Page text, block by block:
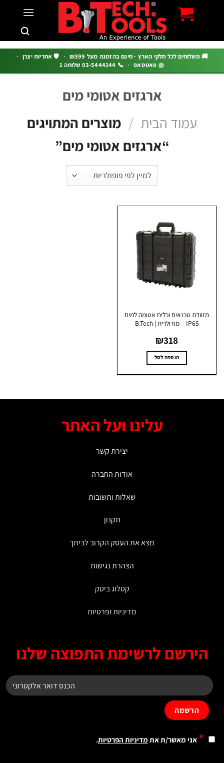
משלוחים לכל חלקי הארץ · חינם בהזמנה מעל ₪399 · 🛡️ אחריות יצרן ·
וואטסאפ · 📞 03-5444144 שלוחה 1
ארגזים אטומי מים
עמוד הבית / מוצרים המתויגים
“ארגזים אטומי מים”
טכנאים וכלים אטומה למים
₪
הוספה לסל
עלינו ועל האתר
יצירת קשר
אודות החברה
שאלות ותשובות
מצא את העסק הקרוב לביתך
הצהרת נגישות
קטלוג ביטק
מדיניות ופרטיות
לרשימת התפוצה שלנו
אני מאשר/ת אתמדיניות הפרטיות.